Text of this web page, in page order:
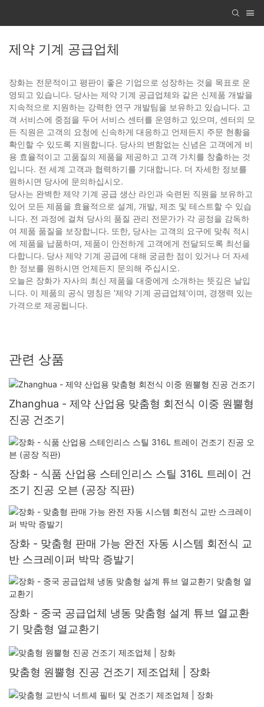
제약 기계 공급업체
장화는 전문적이고 평판이 좋은 기업으로 성장하는 것을 목표로 운
영되고 있습니다. 당사는 제약 기계 공급업체와 같은 신제품 개발을
지속적으로 지원하는 강력한 연구 개발팀을 보유하고 있습니다. 고
객 서비스에 중점을 두어 서비스 센터를 운영하고 있으며, 센터의 모
든 직원은 고객의 요청에 신속하게 대응하고 언제든지 주문 현황을
확인할 수 있도록 지원합니다. 당사의 변함없는 신념은 고객에게 비
용 효율적이고 고품질의 제품을 제공하고 고객 가치를 창출하는 것
입니다. 전 세계 고객과 협력하기를 기대합니다. 더 자세한 정보를
원하시면 당사에 문의하십시오.
당사는 완벽한 제약 기계 공급 생산 라인과 숙련된 직원을 보유하고
있어 모든 제품을 효율적으로 설계, 개발, 제조 및 테스트할 수 있습
니다. 전 과정에 걸쳐 당사의 품질 관리 전문가가 각 공정을 감독하
여 제품 품질을 보장합니다. 또한, 당사는 고객의 요구에 맞춰 적시
에 제품을 납품하며, 제품이 안전하게 고객에게 전달되도록 최선을
다합니다. 당사 제약 기계 공급에 대해 궁금한 점이 있거나 더 자세
한 정보를 원하시면 언제든지 문의해 주십시오.
오늘은 장화가 자사의 최신 제품을 대중에게 소개하는 뜻깊은 날입
니다. 이 제품의 공식 명칭은 '제약 기계 공급업체'이며, 경쟁력 있는
가격으로 제공됩니다.
관련 상품
Zhanghua - 제약 산업용 맞춤형 회전식 이중 원뿔형
진공 건조기
장화 - 식품 산업용 스테인리스 스틸 316L 트레이 건
조기 진공 오븐 (공장 직판)
장화 - 맞춤형 판매 가능 완전 자동 시스템 회전식 교
반 스크레이퍼 박막 증발기
장화 - 중국 공급업체 냉동 맞춤형 설계 튜브 열교환
기 맞춤형 열교환기
맞춤형 원뿔형 진공 건조기 제조업체 | 장화